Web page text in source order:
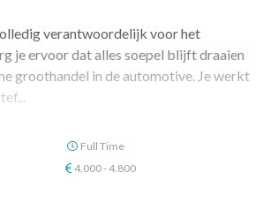
verantwoordelijk voor het
je ervoor dat alles soepel blijft draaien
groothandel in de automotive. Je werkt
Full Time
4.000 - 4.800